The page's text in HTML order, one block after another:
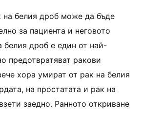
на белия дроб може да бъде
за пациента и неговото
белия дроб е един от най-
предотвратяват ракови
хора умират от рак на белия
на простатата и рак на
заедно. Ранното откриване